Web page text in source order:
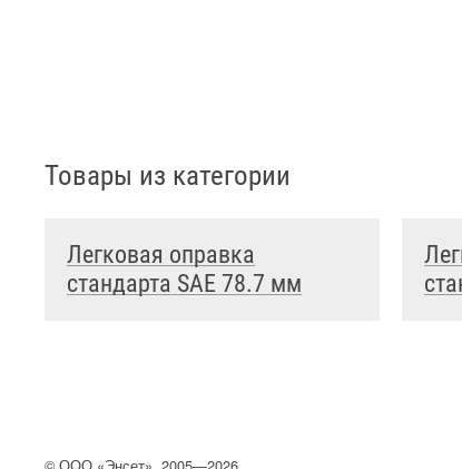
Товары из категории
Легковая оправка
стандарта SAE 78.7 мм